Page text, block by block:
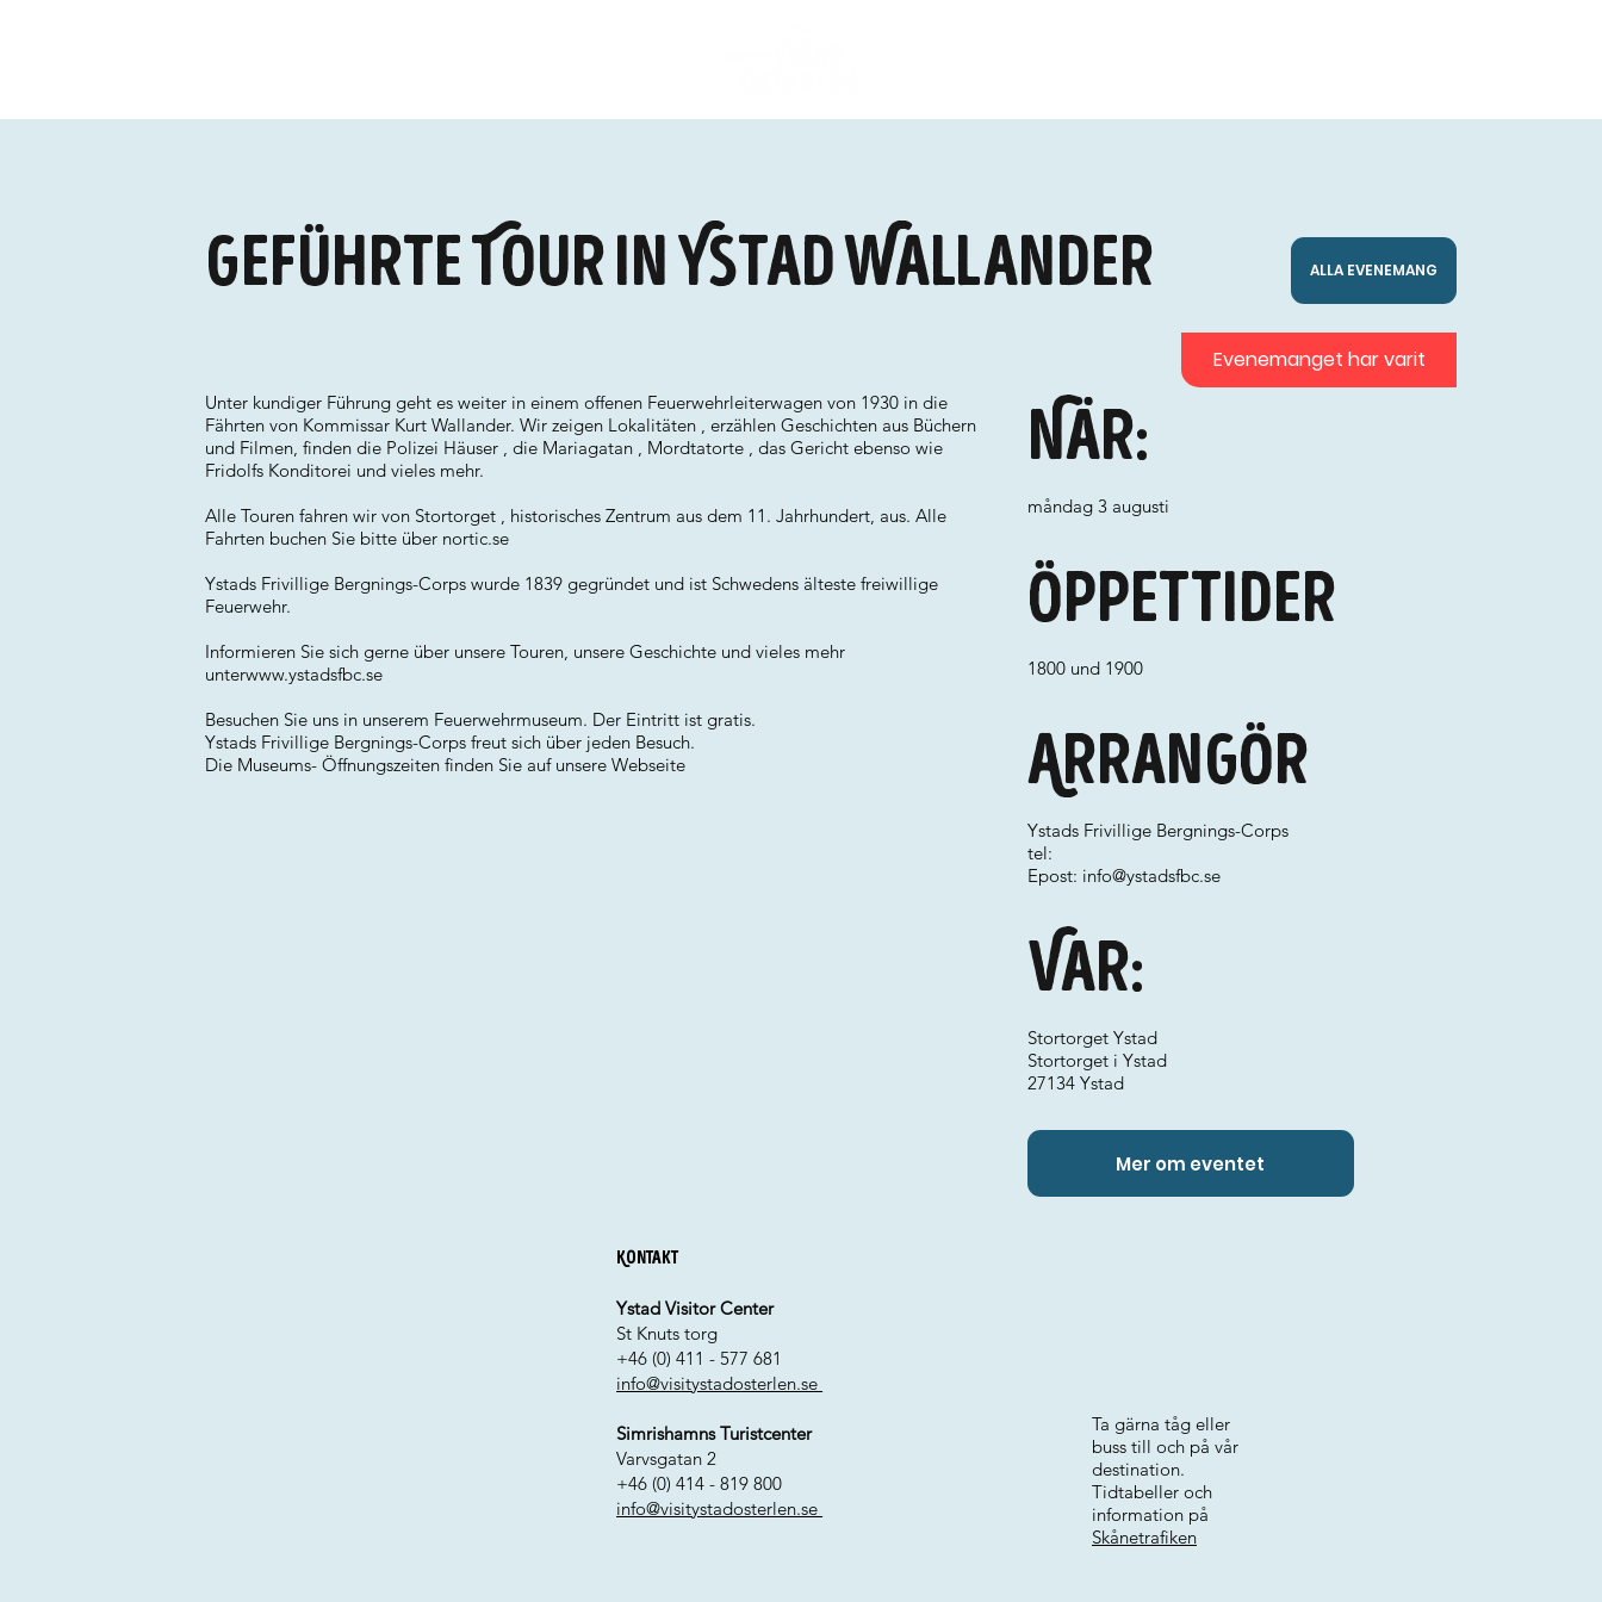
Geführte Tour in Ystad Wallander ALLA EVENEMANG
Unter kundiger Führung geht es weiter in einem offenen Feuerwehrleiterwagen von 1930 in die
Fährten von Kommissar Kurt Wallander. Wir zeigen Lokalitäten , erzählen Geschichten aus Büchern
und Filmen, finden die Polizei Häuser , die Mariagatan , Mordtatorte , das Gericht ebenso wie
Fridolfs Konditorei und vieles mehr.
Alle Touren fahren wir von Stortorget , historisches Zentrum aus dem 11. Jahrhundert, aus. Alle
Fahrten buchen Sie bitte über nortic.se
Ystads Frivillige Bergnings-Corps wurde 1839 gegründet und ist Schwedens älteste freiwillige
Feuerwehr.
Informieren Sie sich gerne über unsere Touren, unsere Geschichte und vieles mehr
unterwww.ystadsfbc.se
Besuchen Sie uns in unserem Feuerwehrmuseum. Der Eintritt ist gratis.
Ystads Frivillige Bergnings-Corps freut sich über jeden Besuch.
Die Museums- Öffnungszeiten finden Sie auf unsere Webseite
När:
måndag 3 augusti
Var:
Arrangör
Ystads Frivillige Bergnings-Corps
tel:
Epost: info@ystadsfbc.se
Stortorget Ystad
Stortorget i Ystad
27134 Ystad
Öppettider
1800 und 1900
Mer om eventet
Evenemanget har varit
Kontakt
Ystad Visitor Center
St Knuts torg
+46 (0) 411 - 577 681
info@visitystadosterlen.se
Simrishamns Turistcenter
Varvsgatan 2
+46 (0) 414 - 819 800
info@visitystadosterlen.se
Ta gärna tåg eller
buss till och på vår
destination.
Tidtabeller och
information på
Skånetrafiken